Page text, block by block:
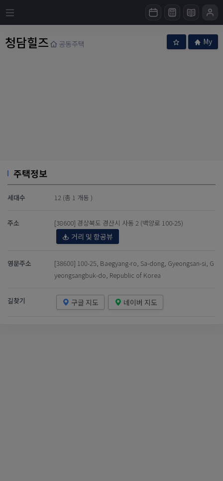
청담힐즈 공동주택 My
주택정보
세대수 12 (총 1 개동 )
주소 [38600] 경상북도 경산시 사동 2 (백양로 100-25)
거리 및 항공뷰
영문주소
[38600] 100-25, Baegyang-ro, Sa-dong, Gyeongsan-si, G
yeongsangbuk-do, Republic of Korea
길찾기 구글 지도 네이버 지도